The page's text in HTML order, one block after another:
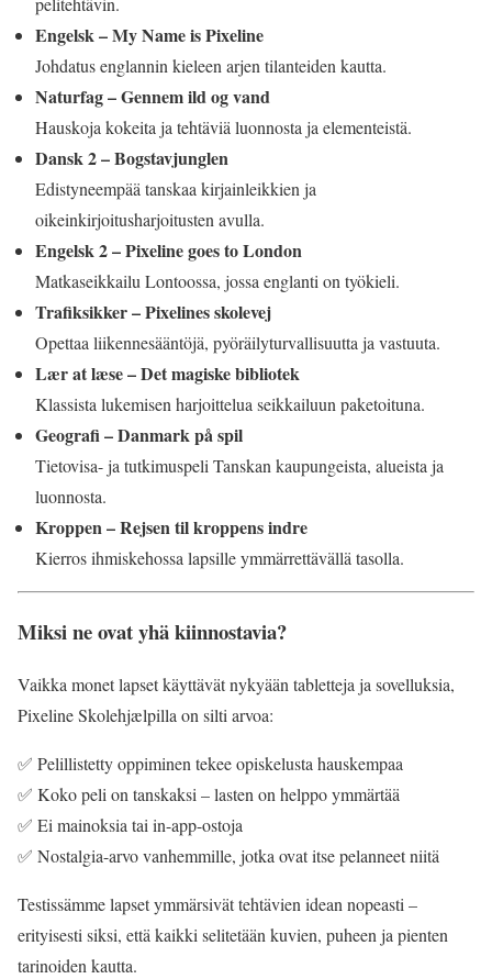
Engelsk – My Name is Pixeline
Johdatus englannin kieleen arjen tilanteiden kautta.
Naturfag – Gennem ild og vand
Hauskoja kokeita ja tehtäviä luonnosta ja elementeistä.
Dansk 2 – Bogstavjunglen
Edistyneempää tanskaa kirjainleikkien ja
oikeinkirjoitusharjoitusten avulla.
Engelsk 2 – Pixeline goes to London
Matkaseikkailu Lontoossa, jossa englanti on työkieli.
Trafiksikker – Pixelines skolevej
Opettaa liikennesääntöjä, pyöräilyturvallisuutta ja vastuuta.
Lær at læse – Det magiske bibliotek
Klassista lukemisen harjoittelua seikkailuun paketoituna.
Geografi – Danmark på spil
Tietovisa- ja tutkimuspeli Tanskan kaupungeista, alueista ja
luonnosta.
Kroppen – Rejsen til kroppens indre
Kierros ihmiskehossa lapsille ymmärrettävällä tasolla.
Miksi ne ovat yhä kiinnostavia?
Vaikka monet lapset käyttävät nykyään tabletteja ja sovelluksia,
Pixeline Skolehjælpilla on silti arvoa:
✅ Pelillistetty oppiminen tekee opiskelusta hauskempaa
✅ Koko peli on tanskaksi – lasten on helppo ymmärtää
✅ Ei mainoksia tai in-app-ostoja
✅ Nostalgia-arvo vanhemmille, jotka ovat itse pelanneet niitä
Testissämme lapset ymmärsivät tehtävien idean nopeasti –
erityisesti siksi, että kaikki selitetään kuvien, puheen ja pienten
tarinoiden kautta.